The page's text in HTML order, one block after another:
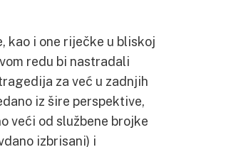
kao i one riječke u bliskoj
redu bi nastradali
za već u zadnjih
iz šire perspektive,
veći od službene brojke
izbrisani) i